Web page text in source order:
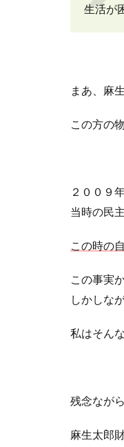
生活が
まあ、麻
この方の
２００９
当時の民
この時の
この事実
しかしな
私はそん
残念なが
麻生太郎